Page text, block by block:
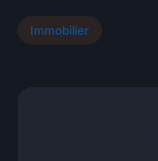
Immobilier